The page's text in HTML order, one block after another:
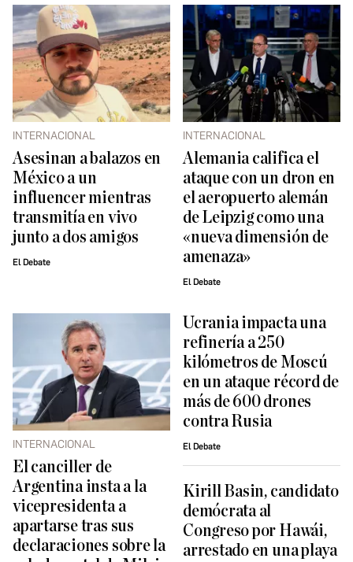
INTERNACIONAL
Asesinan a balazos en
México a un
influencer mientras
transmitía en vivo
junto a dos amigos
El Debate
INTERNACIONAL
Alemania califica el
ataque con un dron en
el aeropuerto alemán
de Leipzig como una
«nueva dimensión de
amenaza»
El Debate
INTERNACIONAL
El canciller de
Argentina insta a la
vicepresidenta a
apartarse tras sus
declaraciones sobre la
Ucrania impacta una
refinería a 250
kilómetros de Moscú
en un ataque récord de
más de 600 drones
contra Rusia
El Debate
Kirill Basin, candidato
demócrata al
Congreso por Hawái,
arrestado en una playa